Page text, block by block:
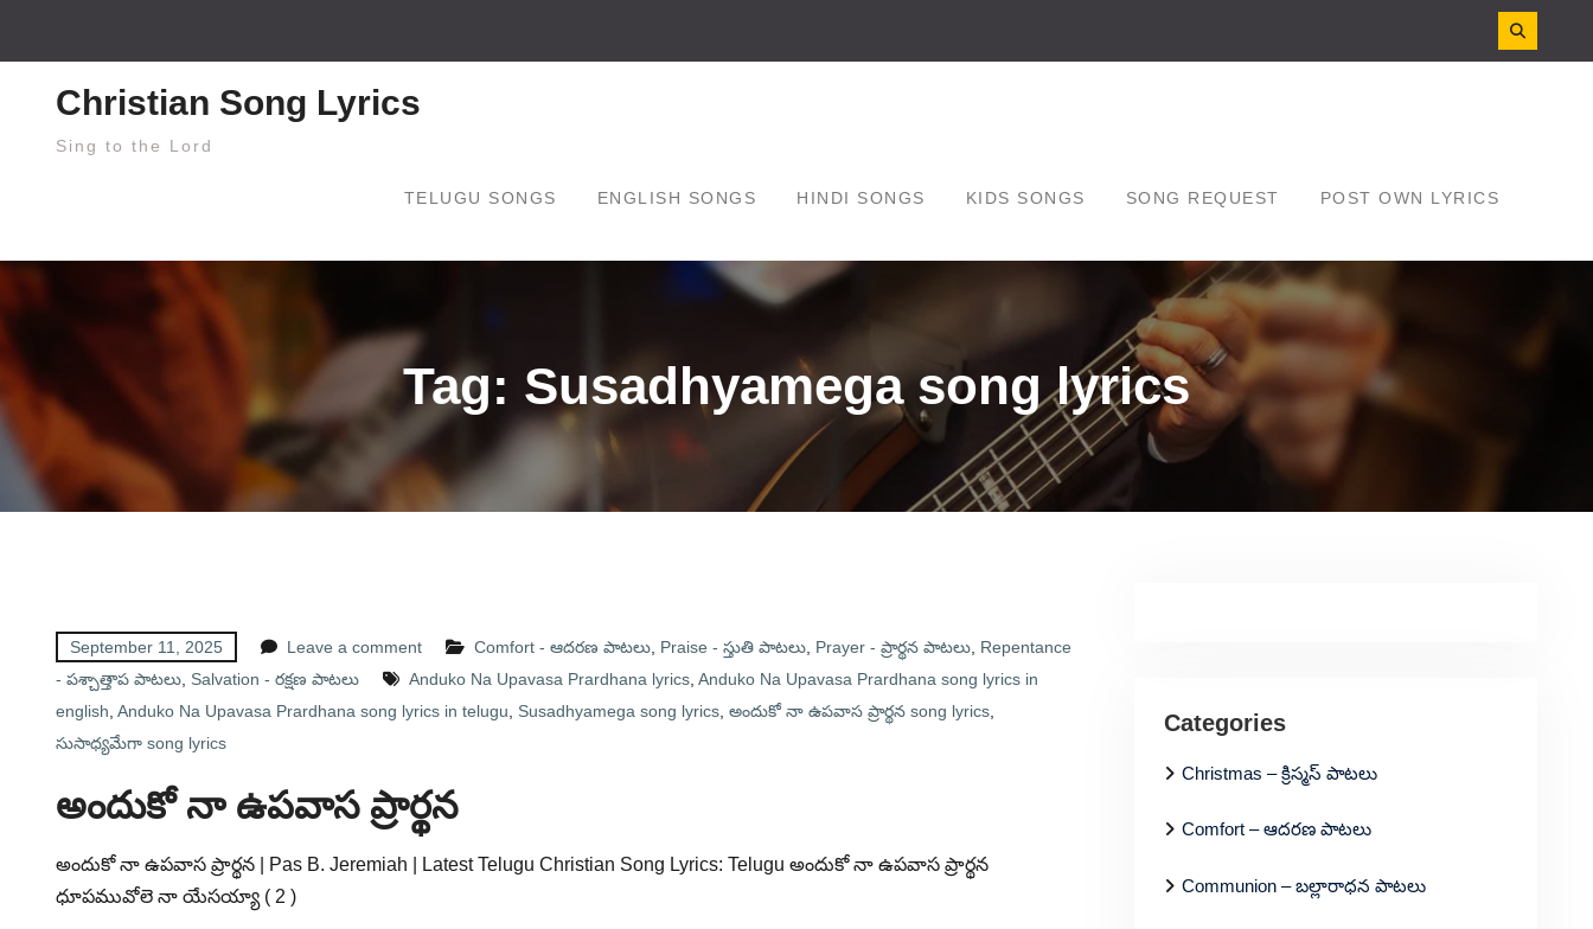
Christian Song Lyrics
Sing to the Lord
TELUGU SONGS ENGLISH SONGS HINDI SONGS KIDS SONGS SONG REQUEST POST OWN LYRICS
Tag: Susadhyamega song lyrics
September 11, 2025 Leave a comment Comfort - ఆదరణ పాటలు Praise - స్తుతి పాటలు Prayer - ప్రార్థన పాటలు Repentance
- పశ్చాత్తాప పాటలు Salvation - రక్షణ పాటలు Anduko Na Upavasa Prardhana lyrics Anduko Na Upavasa Prardhana song lyrics in
english Anduko Na Upavasa Prardhana song lyrics in telugu Susadhyamega song lyrics అందుకో నా ఉపవాస ప్రార్థన song lyrics
సుసాధ్యమేగా song lyrics
అందుకో నా ఉపవాస ప్రార్థన
అందుకో నా ఉపవాస ప్రార్థన | Pas B. Jeremiah | Latest Telugu Christian Song Lyrics: Telugu అందుకో నా ఉపవాస ప్రార్థన
ధూపమువోలె నా యేసయ్యా ( 2 )
Categories
Christmas – క్రిస్మస్ పాటలు
Comfort – ఆదరణ పాటలు
Communion – బల్లారాధన పాటలు